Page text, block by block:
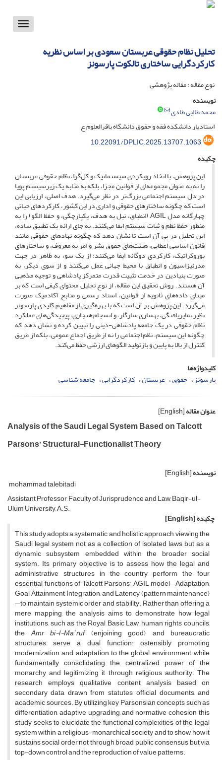
Toggle
تحلیل نظام حقوقی عربستان سعودی بر اساس نظریه
کارکردگرایی ساختاری تالکوت پارسونز
نوع مقاله : مقاله پژوهشی
نویسنده
محمد طالبی طادی
استادیار دانشکده فقه و حقوق دانشگاه باقرالعلوم ع
10.22091/DPLIC.2025.13707.1063
چکیده
این پژوهش، با اتخاذ رویکردی سیستماتیک و کل‌گرا، نظام حقوقی عربستان
را نه به عنوان مجموعه‌ای از قوانین مجزا، بلکه به مثابه یک زیرسیستم پویا
در دل سیستم اجتماعی بزرگ‌تر در نظر می‌گیرد. هدف اصلی، ارزیابی این
است که چگونه ساختارهای حقوقی و اداری در این کشور، کارکردهای حیاتی
چهارگانه مدل AGIL (انطباق، نیل به هدف، یکپارچگی، و حفظ الگو) را به
منظور حفظ نظم و ثبات سیستم ایفا می‌کنند. به جای ارائه یک تطبیق ساده،
این تحلیل در پی آن است تا نشان دهد که چگونه نهادهای حقوقی مانند
قانون اساسی اعطایی، هیئت‌های حقوق بشر و امر به معروف، و ساختارهای
بوروکراتیک، کارکردی دوگانه ایفا می‌کنند: از یک سو، به ظاهر در جهت
مدرنیزاسیون و انطباق با محیط جهانی عمل می‌کنند و از سوی دیگر، به
صورت بنیادین در خدمت تثبیت قدرت متمرکز پادشاهی و توجیه مذهبی
آن هستند. روش تحقیق این مقاله، از نوع تحلیل محتوای کیفی است که بر
مبنای داده‌های ثانویه از قوانین، اسناد رسمی و منابع آکادمیک صورت
می‌گیرد. این پژوهش بر آن است که با بهره‌گیری از مفاهیم کلیدی پارسونز
نظیر تمایزیافتگی، بهسازی سازگار، و انسجام هنجاری، پیچیدگی‌های عملکرد
نظام حقوقی در یک جامعه پادشاهی-دینی را تبیین کرده و نشان دهد که
چگونه این سیستم، نظم اجتماعی را نه از طریق اجماع عمومی، بلکه از طریق
کنترل از بالا به پایین و بازتولید الگوهای ارزشی حفظ می‌کند.
کلیدواژه‌ها
پارسونز حقوق عربستان کارکردگرایی جامعه شناسی
عنوان مقاله[English]
Analysis of the Saudi Legal System Based on Talcott
Parsons’ Structural-Functionalist Theory
نویسنده[English]
mohammad talebitadi
Assistant Professor, Faculty of Jurisprudence and Law, Baqir-ul-
Ulum University, A.S.
چکیده[English]
This study adopts a systematic and holistic approach, viewing the
Saudi legal system not as a collection of isolated laws but as a
dynamic subsystem embedded within the broader social
system. Its primary objective is to assess how the legal and
administrative structures in the country perform the four
essential functions of Talcott Parsons’ AGIL model—Adaptation,
Goal Attainment, Integration, and Latency (pattern maintenance)
—to maintain systemic order and stability. Rather than offering a
mere mapping, the analysis aims to demonstrate how legal
institutions, such as the Royal Basic Law, human rights councils,
theAmr bi-l-Maʿruf(enjoining good), and bureaucratic
structures, serve a dual function: ostensibly promoting
modernization and adaptation to the global environment, while
fundamentally consolidating the centralized power of the
monarchy and legitimizing it through religious authority. The
research employs qualitative content analysis based on
secondary data drawn from statutes, official documents, and
academic sources. By utilizing key Parsonsian concepts such as
differentiation, adaptive upgrading, and normative cohesion, this
study seeks to elucidate the functional complexities of the legal
system within a religious-monarchical society and to show how it
sustains social order not through broad public consensus but via
top-down control and the reproduction of value patterns.